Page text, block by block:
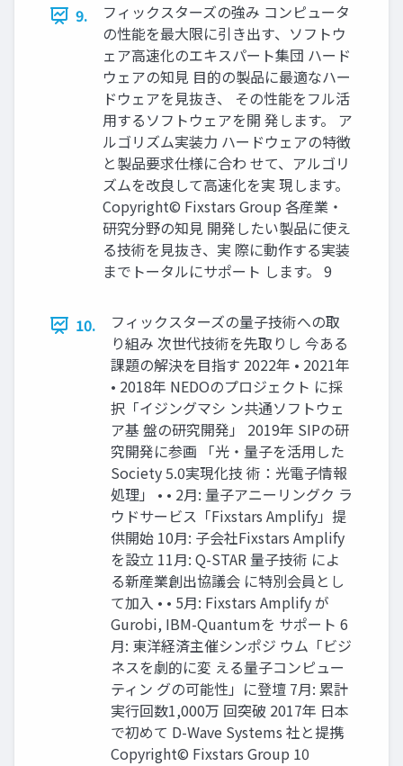
9.
フィックスターズの強み コンピュータ
の性能を最大限に引き出す、ソフトウ
ェア高速化のエキスパート集団 ハード
ウェアの知見 目的の製品に最適なハー
ドウェアを見抜き、 その性能をフル活
用するソフトウェアを開 発します。 ア
ルゴリズム実装力 ハードウェアの特徴
と製品要求仕様に合わ せて、アルゴリ
ズムを改良して高速化を実 現します。
Copyright© Fixstars Group 各産業・
研究分野の知見 開発したい製品に使え
る技術を見抜き、実 際に動作する実装
までトータルにサポート します。 9
10.
フィックスターズの量子技術への取
り組み 次世代技術を先取りし 今ある
課題の解決を目指す 2022年 • 2021年
• 2018年 NEDOのプロジェクト に採
択「イジングマシ ン共通ソフトウェ
ア基 盤の研究開発」 2019年 SIPの研
究開発に参画 「光・量子を活用した
Society 5.0実現化技 術：光電子情報
処理」 • • 2月: 量子アニーリングク ラ
ウドサービス「Fixstars Amplify」提
供開始 10月: 子会社Fixstars Amplify
を設立 11月: Q-STAR 量子技術 によ
る新産業創出協議会 に特別会員とし
て加入 • • 5月: Fixstars Amplify が
Gurobi, IBM-Quantumを サポート 6
月: 東洋経済主催シンポジ ウム「ビジ
ネスを劇的に変 える量子コンピュー
ティン グの可能性」に登壇 7月: 累計
実行回数1,000万 回突破 2017年 日本
で初めて D-Wave Systems 社と提携
Copyright© Fixstars Group 10